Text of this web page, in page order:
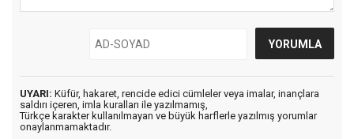
UYARI: Küfür, hakaret, rencide edici cümleler veya imalar, inançlara
saldırı içeren, imla kuralları ile yazılmamış,
Türkçe karakter kullanılmayan ve büyük harflerle yazılmış yorumlar
onaylanmamaktadır.